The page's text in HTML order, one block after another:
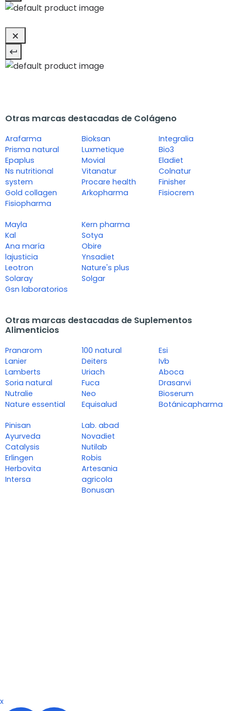
Otras marcas destacadas de Colágeno
Arafarma
Prisma natural
Epaplus
Ns nutritional
system
Gold collagen
Fisiopharma
Bioksan
Luxmetique
Movial
Vitanatur
Procare health
Arkopharma
Integralia
Bio3
Eladiet
Colnatur
Finisher
Fisiocrem
Mayla
Kal
Ana maría
lajusticia
Leotron
Solaray
Gsn laboratorios
Kern pharma
Sotya
Obire
Ynsadiet
Nature's plus
Solgar
Otras marcas destacadas de Suplementos
Alimenticios
Pranarom
Lanier
Lamberts
Soria natural
Nutralie
Nature essential
100 natural
Deiters
Uriach
Fuca
Neo
Equisalud
Esi
Ivb
Aboca
Drasanvi
Bioserum
Botánicapharma
Pinisan
Ayurveda
Catalysis
Erlingen
Herbovita
Intersa
Lab. abad
Novadiet
Nutilab
Robis
Artesania
agricola
Bonusan
x